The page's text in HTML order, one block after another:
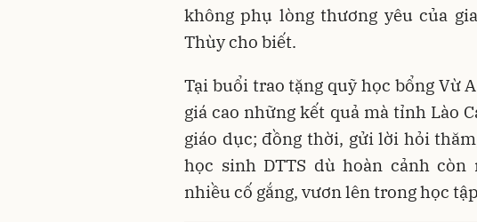
không phụ lòng thương yêu của
Thùy cho biết.
Tại buổi trao tặng quỹ học bổng Vừ
giá cao những kết quả mà tỉnh Lào
giáo dục; đồng thời, gửi lời hỏi
học sinh DTTS dù hoàn cảnh
nhiều cố gắng, vươn lên trong học